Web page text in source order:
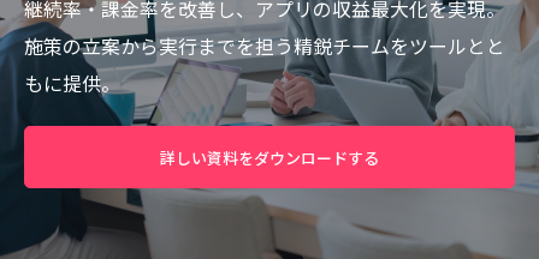
資料ダウンロード
継続率・課金率を改善し、アプリの収益最大化を実現。
施策の立案から実行までを担う精鋭チームをツールとと
もに提供。
詳しい資料をダウンロードする